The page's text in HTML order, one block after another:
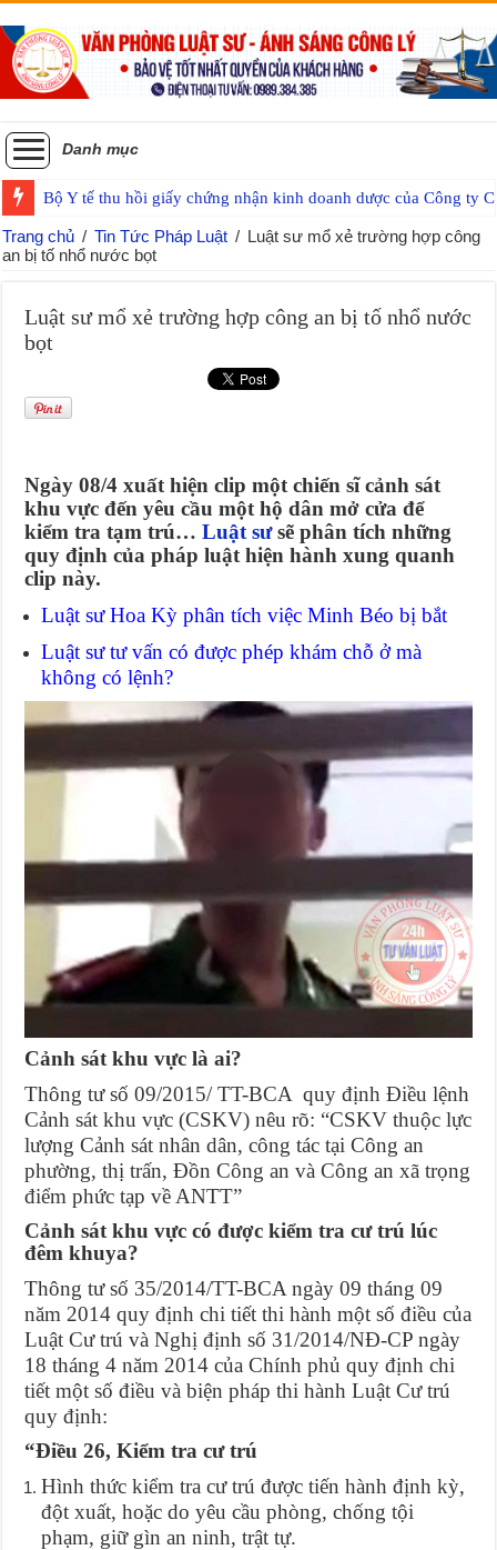
Danh mục
Bộ Y tế thu hồi giấy chứng nhận kinh doanh dược của Công ty
Trang chủ / Tin Tức Pháp Luật / Luật sư mổ xẻ trường hợp công
an bị tố nhổ nước bọt
Luật sư mổ xẻ trường hợp công an bị tố nhổ nước
bọt
Ngày 08/4 xuất hiện clip một chiến sĩ cảnh sát
khu vực đến yêu cầu một hộ dân mở cửa để
kiểm tra tạm trú…Luật sưsẽ phân tích những
quy định của pháp luật hiện hành xung quanh
clip này.
Luật sư Hoa Kỳ phân tích việc Minh Béo bị bắt
Luật sư tư vấn có được phép khám chỗ ở mà
không có lệnh?
Cảnh sát khu vực là ai?
Thông tư số 09/2015/ TT-BCA quy định Điều lệnh
Cảnh sát khu vực (CSKV) nêu rõ: “CSKV thuộc lực
lượng Cảnh sát nhân dân, công tác tại Công an
phường, thị trấn, Đồn Công an và Công an xã trọng
điểm phức tạp về ANTT”
Cảnh sát khu vực có được kiểm tra cư trú lúc
đêm khuya?
Thông tư số 35/2014/TT-BCA ngày 09 tháng 09
năm 2014 quy định chi tiết thi hành một số điều của
Luật Cư trú và Nghị định số 31/2014/NĐ-CP ngày
18 tháng 4 năm 2014 của Chính phủ quy định chi
tiết một số điều và biện pháp thi hành Luật Cư trú
quy định:
“Điều 26, Kiểm tra cư trú
Hình thức kiểm tra cư trú được tiến hành định kỳ,
đột xuất, hoặc do yêu cầu phòng, chống tội
phạm, giữ gìn an ninh, trật tự.